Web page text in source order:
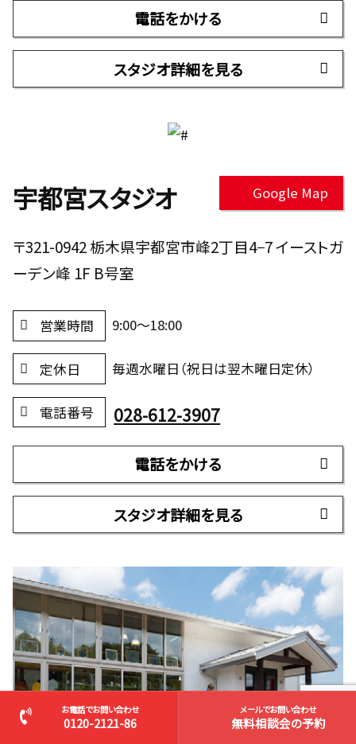
電話をかける
スタジオ詳細を見る
宇都宮スタジオ Google Map
〒321-0942 栃木県宇都宮市峰2丁目4−7 イーストガ
ーデン峰 1F B号室
営業時間 9:00～18:00
定休日 毎週水曜日（祝日は翌木曜日定休）
電話番号 028-612-3907
電話をかける
スタジオ詳細を見る
お電話でお問い合わせ
0120-2121-86
メールでお問い合わせ
無料相談会の予約